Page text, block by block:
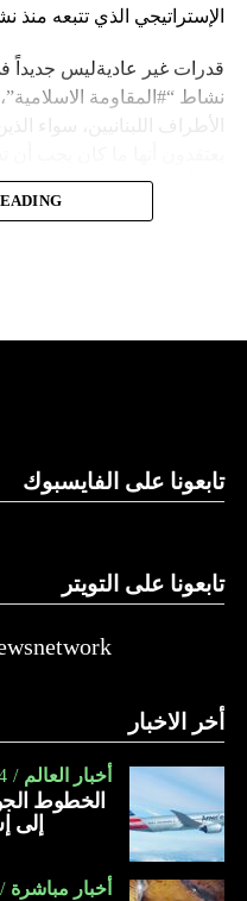
الإستراتيجي الذي تتبعه منذ
قدرات غير عاديةليس جديداً
نشاط “#المقاومة
الأطراف اللبنانيين، سواء
إلى أن المقاومة ضد
إجماع داخلي، وإن كانت القوى
النهار
تابعونا على الفايسبوك
تابعونا على التويتر
أخر الاخبار
أخبار العالم
الخطوط
إلى
أخبار مباشرة